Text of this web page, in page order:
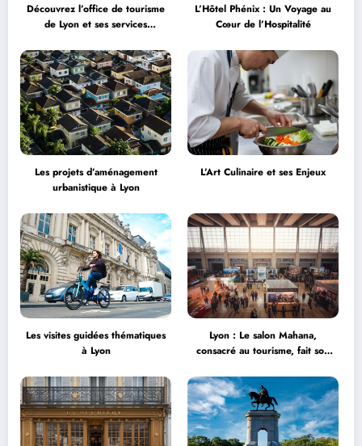
Découvrez l’office de tourisme
de Lyon et ses services
L’Hôtel Phénix : Un Voyage au
Cœur de l’Hospitalité
Les projets d’aménagement
urbanistique à Lyon
L’Art Culinaire et ses Enjeux
Les visites guidées thématiques
à Lyon
Lyon : Le salon Mahana,
consacré au tourisme, fait son
Garnier